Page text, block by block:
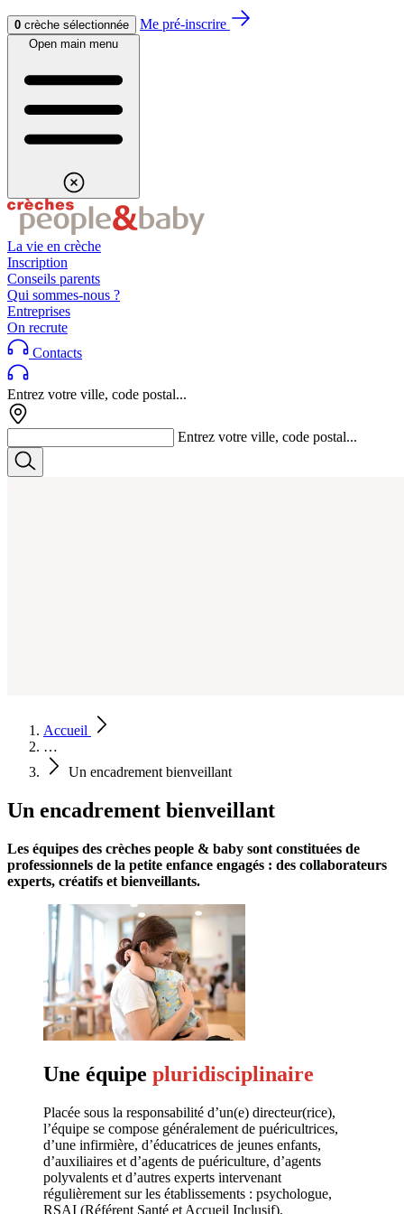
Aller au contenuAller au footer
0 crèche sélectionnée Me pré-inscrire
Open main menu
La vie en crèche
Inscription
Conseils parents
Qui sommes-nous ?
Entreprises
On recrute
Contacts
Entrez votre ville, code postal...
Entrez votre ville, code postal...
Accueil
…
Un encadrement bienveillant
Un encadrement bienveillant
Les équipes des crèches people & baby sont constituées de
professionnels de la petite enfance engagés : des collaborateurs
experts, créatifs et bienveillants.
Une équipe pluridisciplinaire
Placée sous la responsabilité d’un(e) directeur(rice),
l’équipe se compose généralement de puéricultrices,
d’une infirmière, d’éducatrices de jeunes enfants,
d’auxiliaires et d’agents de puériculture, d’agents
polyvalents et d’autres experts intervenant
régulièrement sur les établissements : psychologue,
RSAI (Référent Santé et Accueil Inclusif),